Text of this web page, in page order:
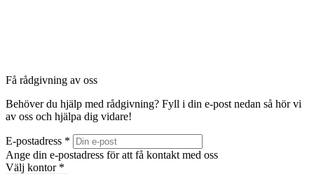
Få rådgivning av oss
Behöver du hjälp med rådgivning? Fyll i din e-post nedan så hör vi
av oss och hjälpa dig vidare!
E-postadress *
Ange din e-postadress för att få kontakt med oss
Välj kontor *